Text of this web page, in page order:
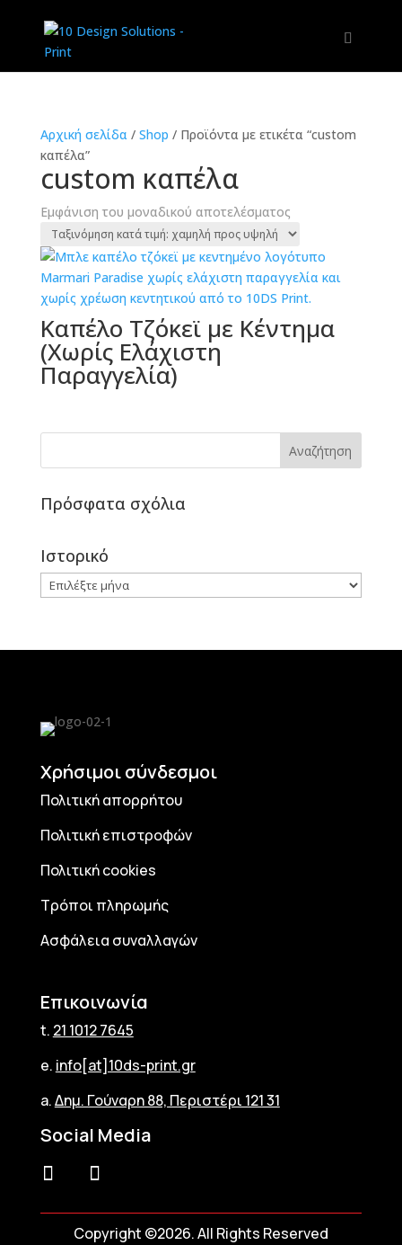
Αρχική σελίδα/ Shop / Προϊόντα με ετικέτα “custom
καπέλα”
custom καπέλα
Εμφάνιση του μοναδικού αποτελέσματος
Καπέλο Τζόκεϊ με Κέντημα
(Χωρίς Ελάχιστη
Παραγγελία)
Πρόσφατα σχόλια
Ιστορικό
Ιστορικό
Χρήσιμοι σύνδεσμοι
Πολιτική απορρήτου
Πολιτική επιστροφών
Πολιτική cookies
Τρόποι πληρωμής
Ασφάλεια συναλλαγών
Επικοινωνία
t. 21 1012 7645
e. info[at]10ds-print.gr
a.Δημ. Γούναρη 88, Περιστέρι 121 31
Social Media
Copyright ©2026. All Rights Reserved